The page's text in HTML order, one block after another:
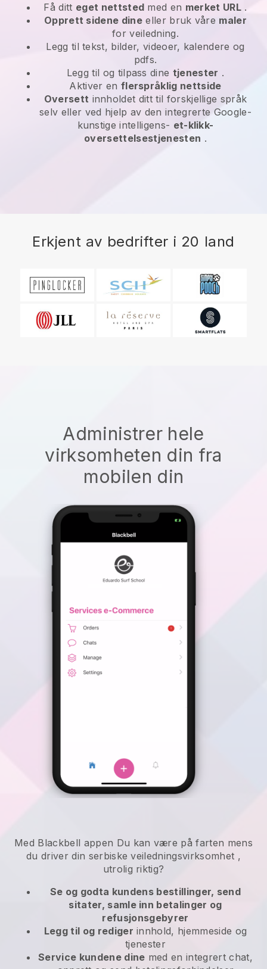
Få ditt eget nettsted med en merket URL.
Opprett sidene dine eller bruk våre maler
for veiledning.
Legg til tekst, bilder, videoer, kalendere og
pdfs.
Legg til og tilpass dine tjenester .
Aktiver en flerspråklig nettside
Oversett innholdet ditt til forskjellige språk
selv eller ved hjelp av den integrerte Google-
kunstige intelligens- et-klikk-
oversettelsestjenesten .
Erkjent av bedrifter i 20 land
Administrer hele
virksomheten din fra
mobilen din
Med Blackbell appen Du kan være på farten mens
du driver din serbiske veiledningsvirksomhet ,
utrolig riktig?
Se og godta kundens bestillinger, send
sitater, samle inn betalinger og
refusjonsgebyrer
Legg til og rediger innhold, hjemmeside og
tjenester
Service kundene dine med en integrert chat,